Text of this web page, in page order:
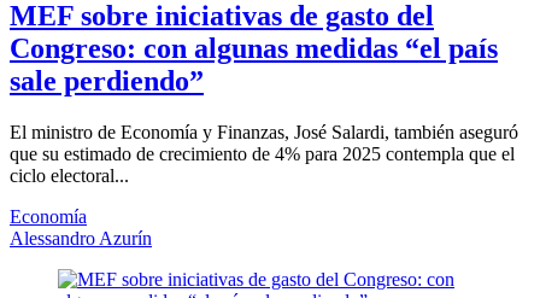
MEF sobre iniciativas de gasto del
Congreso: con algunas medidas “el país
sale perdiendo”
El ministro de Economía y Finanzas, José Salardi, también aseguró
que su estimado de crecimiento de 4% para 2025 contempla que el
ciclo electoral...
Economía
Alessandro Azurín